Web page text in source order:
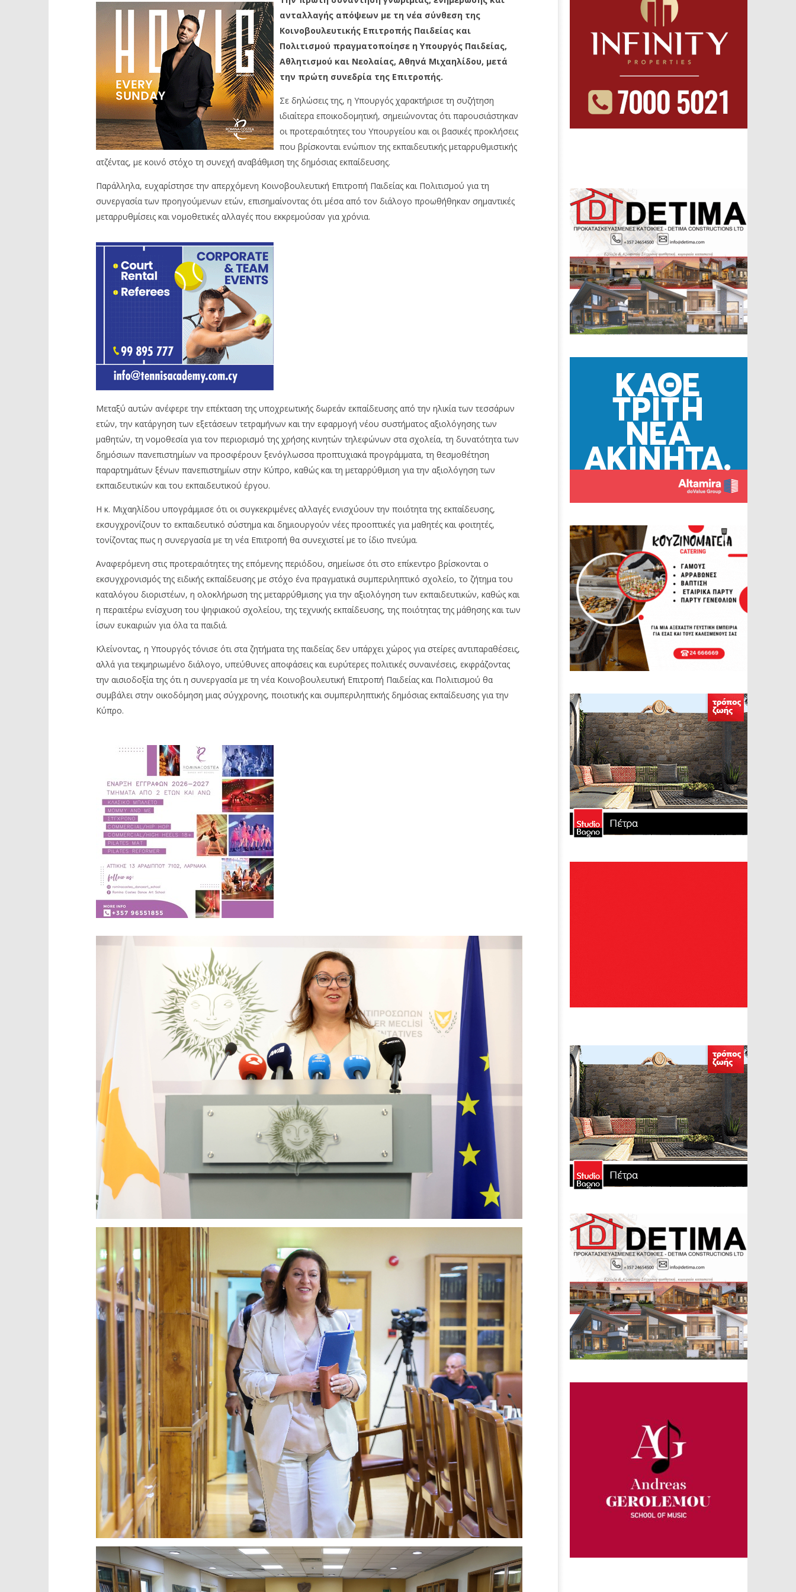
ανταλλαγής απόψεων με τη νέα σύνθεση της
Κοινοβουλευτικής Επιτροπής Παιδείας και
Πολιτισμού πραγματοποίησε η Υπουργός Παιδείας,
Αθλητισμού και Νεολαίας, Αθηνά Μιχαηλίδου, μετά
την πρώτη συνεδρία της Επιτροπής.
Σε δηλώσεις της, η Υπουργός χαρακτήρισε τη συζήτηση
ιδιαίτερα εποικοδομητική, σημειώνοντας ότι παρουσιάστηκαν
οι προτεραιότητες του Υπουργείου και οι βασικές προκλήσεις
που βρίσκονται ενώπιον της εκπαιδευτικής μεταρρυθμιστικής
ατζέντας, με κοινό στόχο τη συνεχή αναβάθμιση της δημόσιας εκπαίδευσης.
Παράλληλα, ευχαρίστησε την απερχόμενη Κοινοβουλευτική Επιτροπή Παιδείας και Πολιτισμού για τη
συνεργασία των προηγούμενων ετών, επισημαίνοντας ότι μέσα από τον διάλογο προωθήθηκαν σημαντικές
μεταρρυθμίσεις και νομοθετικές αλλαγές που εκκρεμούσαν για χρόνια.
Μεταξύ αυτών ανέφερε την επέκταση της υποχρεωτικής δωρεάν εκπαίδευσης από την ηλικία των τεσσάρων
ετών, την κατάργηση των εξετάσεων τετραμήνων και την εφαρμογή νέου συστήματος αξιολόγησης των
μαθητών, τη νομοθεσία για τον περιορισμό της χρήσης κινητών τηλεφώνων στα σχολεία, τη δυνατότητα των
δημόσιων πανεπιστημίων να προσφέρουν ξενόγλωσσα προπτυχιακά προγράμματα, τη θεσμοθέτηση
παραρτημάτων ξένων πανεπιστημίων στην Κύπρο, καθώς και τη μεταρρύθμιση για την αξιολόγηση των
εκπαιδευτικών και του εκπαιδευτικού έργου.
Η κ. Μιχαηλίδου υπογράμμισε ότι οι συγκεκριμένες αλλαγές ενισχύουν την ποιότητα της εκπαίδευσης,
εκσυγχρονίζουν το εκπαιδευτικό σύστημα και δημιουργούν νέες προοπτικές για μαθητές και φοιτητές,
τονίζοντας πως η συνεργασία με τη νέα Επιτροπή θα συνεχιστεί με το ίδιο πνεύμα.
Αναφερόμενη στις προτεραιότητες της επόμενης περιόδου, σημείωσε ότι στο επίκεντρο βρίσκονται ο
εκσυγχρονισμός της ειδικής εκπαίδευσης με στόχο ένα πραγματικά συμπεριληπτικό σχολείο, το ζήτημα του
καταλόγου διοριστέων, η ολοκλήρωση της μεταρρύθμισης για την αξιολόγηση των εκπαιδευτικών, καθώς και
η περαιτέρω ενίσχυση του ψηφιακού σχολείου, της τεχνικής εκπαίδευσης, της ποιότητας της μάθησης και των
ίσων ευκαιριών για όλα τα παιδιά.
Κλείνοντας, η Υπουργός τόνισε ότι στα ζητήματα της παιδείας δεν υπάρχει χώρος για στείρες αντιπαραθέσεις,
αλλά για τεκμηριωμένο διάλογο, υπεύθυνες αποφάσεις και ευρύτερες πολιτικές συναινέσεις, εκφράζοντας
την αισιοδοξία της ότι η συνεργασία με τη νέα Κοινοβουλευτική Επιτροπή Παιδείας και Πολιτισμού θα
συμβάλει στην οικοδόμηση μιας σύγχρονης, ποιοτικής και συμπεριληπτικής δημόσιας εκπαίδευσης για την
Κύπρο.